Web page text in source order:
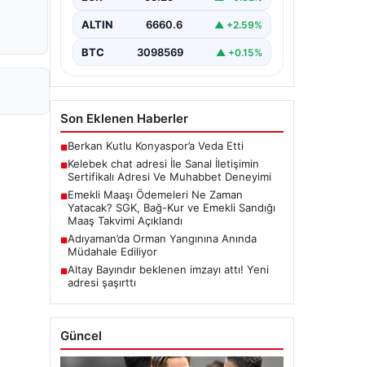
seviyeli bir şekilde irtibat
barındırmaktadır. Günümüzde
ALTIN 6660.6 ▲ +2.59%
BTC 3098569 ▲ +0.15%
Son Eklenen Haberler
■Berkan Kutlu Konyaspor’a Veda Etti
■Kelebek chat adresi İle Sanal İletişimin
Sertifikalı Adresi Ve Muhabbet Deneyimi
■Emekli Maaşı Ödemeleri Ne Zaman
Yatacak? SGK, Bağ-Kur ve Emekli Sandığı
Maaş Takvimi Açıklandı
■Adıyaman’da Orman Yangınına Anında
Müdahale Ediliyor
■Altay Bayındır beklenen imzayı attı! Yeni
adresi şaşırttı
Güncel